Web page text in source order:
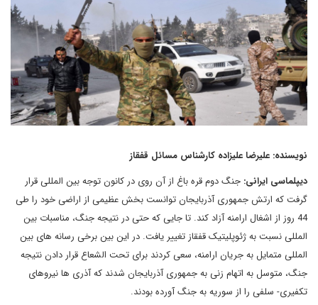
نویسنده: علیرضا علیزاده کارشناس مسائل قفقاز
دیپلماسی ایرانی: جنگ دوم قره باغ از آن روی در کانون توجه بین المللی قرار
گرفت که ارتش جمهوری آذربایجان توانست بخش عظیمی از اراضی خود را طی
44 روز از اشغال ارامنه آزاد کند. تا جایی که حتی در نتیجه جنگ، مناسبات بین
المللی نسبت به ژئوپلیتیک قفقاز تغییر یافت. در این بین برخی رسانه های بین
المللی متمایل به جریان ارامنه، سعی کردند برای تحت الشعاع قرار دادن نتیجه
جنگ، متوسل به اتهام زنی به جمهوری آذربایجان شدند که آذری ها نیروهای
تکفیری- سلفی را از سوریه به جنگ آورده بودند.